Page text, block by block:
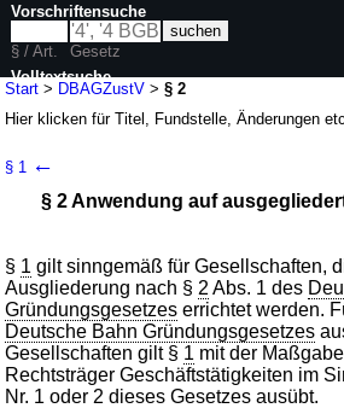
Start > DBAGZustV >§ 2
Hier klicken fürTitel, Fundstelle, Änderungen
(DBAGZustV)
V. v. 01.01.1994 BGBl. I S. 53 ; zuletzt
6 weitere Fassungen | wird in 6 Vorschriften
§ 1 ←
§ 2 Anwendung auf
§ 1 gilt sinngemäß für Gesellschaften,
Ausgliederung nach § 2 Abs. 1 des
Gründungsgesetzes errichtet werden.
Deutsche Bahn Gründungsgesetzes
Gesellschaften gilt § 1 mit der
Rechtsträger Geschäftstätigkeiten im
Nr. 1 oder 2 dieses Gesetzes ausübt.
Vorschriftensuche
§ / Art.
Gesetz
Volltextsuche
nur in DBAGZustV